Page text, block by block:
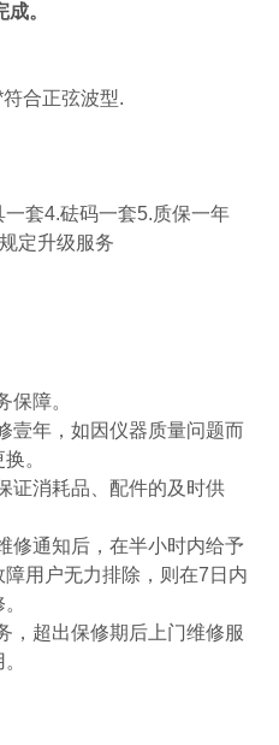
。
合正弦波型.
套4.砝码一套5.质保一年
定升级服务
保障。
壹年，如因仪器质量问题而
。
证消耗品、配件的及时供
修通知后，在半小时内给予
用户无力排除，则在7日内
，超出保修期后上门维修服